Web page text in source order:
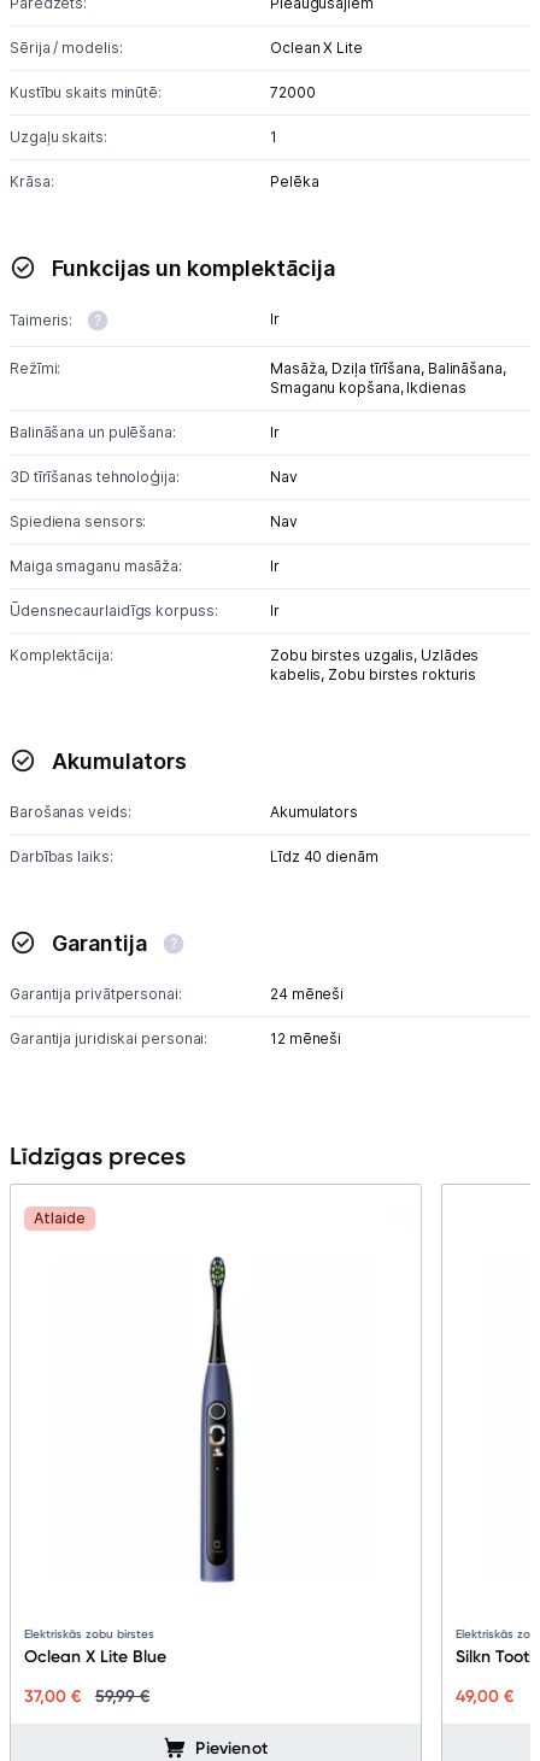
Sērija / modelis: Oclean X Lite
Kustību skaits minūtē: 72000
Uzgaļu skaits: 1
Krāsa: Pelēka
Funkcijas un komplektācija
Taimeris: Ir
Režīmi: Masāža, Dziļa tīrīšana, Balināšana,
Smaganu kopšana, Ikdienas
Balināšana un pulēšana: Ir
3D tīrīšanas tehnoloģija: Nav
Spiediena sensors: Nav
Maiga smaganu masāža: Ir
Ūdensnecaurlaidīgs korpuss: Ir
Komplektācija: Zobu birstes uzgalis, Uzlādes
kabelis, Zobu birstes rokturis
Akumulators
Barošanas veids: Akumulators
Darbības laiks: Līdz 40 dienām
Garantija
Garantija privātpersonai: 24 mēneši
Garantija juridiskai personai: 12 mēneši
Līdzīgas preces
Atlaide
Elektriskās zobu birstes
Oclean X Lite Blue
37,00 €
59,99 €
Pievienot
Elektriskās
Silkn
49,00 €